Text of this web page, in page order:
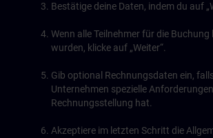
Bestätige deine Daten, indem du auf
Wenn alle Teilnehmer für die
wurden, klicke auf „Weiter“.
Gib optional Rechnungsdaten ein,
Unternehmen spezielle
Rechnungsstellung hat.
Akzeptiere im letzten Schritt die